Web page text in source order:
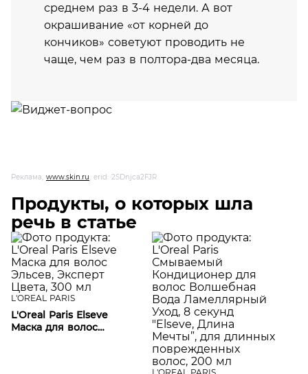
среднем раз в 3-4 недели. А вот
окрашивание «от корней до
кончиков» советуют проводить не
чаще, чем раз в полтора-два месяца.
Реклама, www.skin.ru, erid: 2SDnjca2FJR
Продукты, о которых шла
речь в статье
L'OREAL PARIS
L'Oreal Paris Elseve
Маска для волос